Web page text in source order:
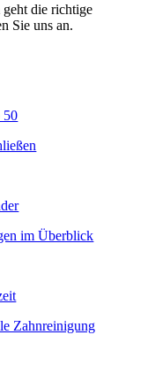
geht die richtige
Sie uns an.
50
im Überblick
Zahnreinigung